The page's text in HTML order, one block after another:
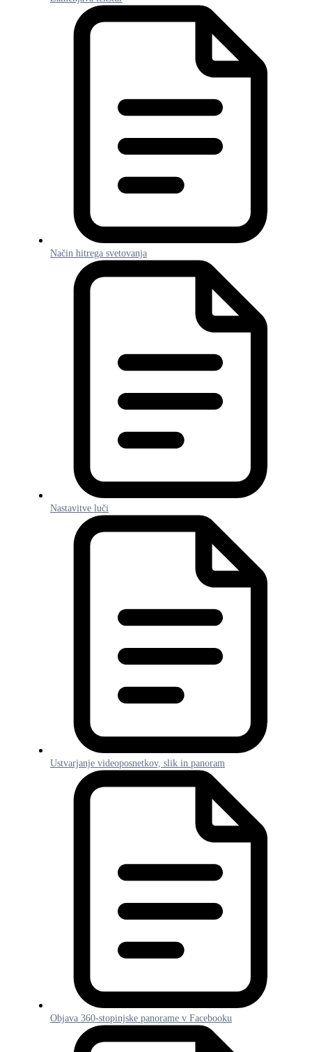
Način hitrega svetovanja
Nastavitve luči
Ustvarjanje videoposnetkov, slik in panoram
Objava 360-stopinjske panorame v Facebooku